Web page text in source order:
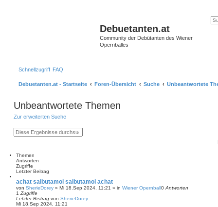
Debuetanten.at
Community der Debütanten des Wiener
Opernballes
Schnellzugriff FAQ
Debuetanten.at - Startseite Foren-Übersicht Suche Unbeantwortete
Unbeantwortete Themen
Zur erweiterten Suche
S
u
E
r
S
Themen
Antworten
Zugriffe
Letzter Beitrag
achat salbutamol salbutamol achat
von SherieDorey » Mi 18.Sep 2024, 11:21 » in Wiener Opernball0 Antworten
1 Zugriffe
Letzter Beitrag von SherieDorey
Mi 18.Sep 2024, 11:21